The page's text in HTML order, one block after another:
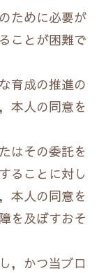
ために必要が
ことが困難で
育成の推進の
本人の同意を
はその委託を
ることに対し
本人の同意を
を及ぼすおそ
，かつ当ブロ